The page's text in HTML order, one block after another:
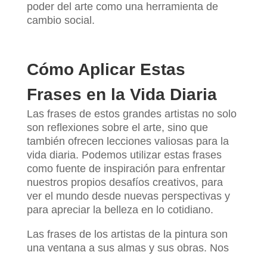
poder del arte como una herramienta de
cambio social.
Cómo Aplicar Estas
Frases en la Vida Diaria
Las frases de estos grandes artistas no solo
son reflexiones sobre el arte, sino que
también ofrecen lecciones valiosas para la
vida diaria. Podemos utilizar estas frases
como fuente de inspiración para enfrentar
nuestros propios desafíos creativos, para
ver el mundo desde nuevas perspectivas y
para apreciar la belleza en lo cotidiano.
Las frases de los artistas de la pintura son
una ventana a sus almas y sus obras. Nos